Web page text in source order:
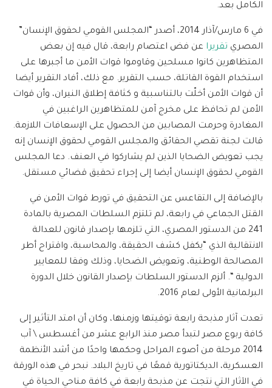
الكامل بعد.
في 6 مارس/آذار 2014، أصدر “المجلس القومي لحقوق الإنسان”
المصري تقريرا عن فض اعتصام رابعة، قال فيه إن بعض
المتظاهرين كانوا مسلحين وقاوموا قوات الأمن ما أجبرها على
استخدام القوة القاتلة، حسب التقرير. مع ذلك، أفاد التقرير أيضا
أن قوات الأمن أخلّت بالتناسبية و كثافة إطلاق النيران، وأن قوات
الأمن لم تحافظ على مخرج آمن للمتظاهرين الراغبين في
المغادرة وحرمت المصابين من الحصول على الإسعافات اللازمة.
قالت لجنة تقصي الحقائق والمجلس القومي لحقوق الإنسان إنه
يجب تعويض الضحايا الذين لم يشاركوا في العنف. دعا المجلس
القومي لحقوق الإنسان أيضا إلى إجراء تحقيق قضائي مستقل.
بالإضافة إلى التقاعس عن التحقيق في تورط قوات الأمن في
القتل الجماعي في رابعة، لم تلتزم السلطات المصرية بالمادة
241 من الدستور المصري، التي تلزمها بإصدار قانون للعدالة
الانتقالية الذي “يكفل كشف الحقيقة، والمحاسبة، واقتراح أطر
المصالحة الوطنية، وتعويض الضحايا، وذلك وفقا للمعايير
الدولية “. ألزم الدستور السلطات بإصدار القانون خلال الدورة
البرلمانية الأولى لعام 2016.
تعدت آثار مذبحة رابعة توقيتها وزمنها، وكان أن امتد التأثير إلى
كافة ربوع مصر لتبدأ مصر منذ الرابع عشر من أغسطس \ آب
2014 مرحلة من أصوء المراحل وحكمها واحدًا من أشد الأنظمة
العسكرية، الديكتاتورية قمعًا في تاريخ البلاد. نبحر في هذه الورقة
في الآثار التي نتجت عن مذبحة رابعة في كافة مناحي الحياة في